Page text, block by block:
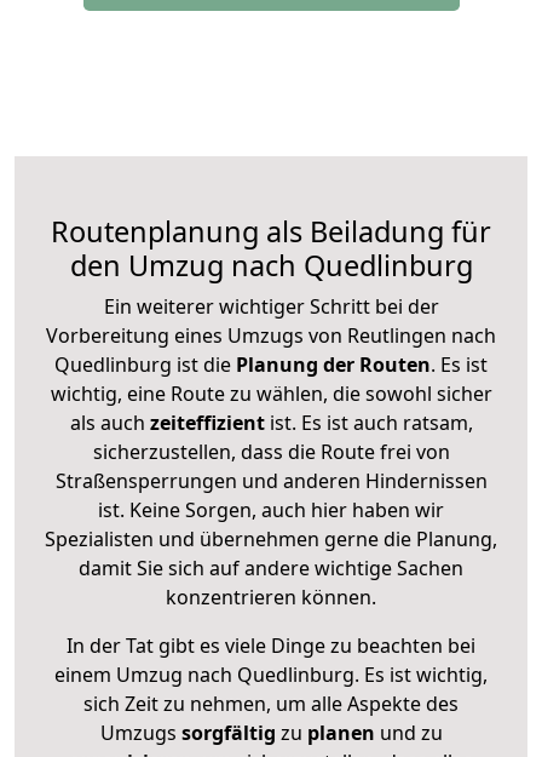
Routenplanung als Beiladung für
den Umzug nach Quedlinburg
Ein weiterer wichtiger Schritt bei der
Vorbereitung eines Umzugs von Reutlingen nach
Quedlinburg ist die Planung der Routen. Es ist
wichtig, eine Route zu wählen, die sowohl sicher
als auch zeiteffizientist. Es ist auch ratsam,
sicherzustellen, dass die Route frei von
Straßensperrungen und anderen Hindernissen
ist. Keine Sorgen, auch hier haben wir
Spezialisten und übernehmen gerne die Planung,
damit Sie sich auf andere wichtige Sachen
konzentrieren können.
In der Tat gibt es viele Dinge zu beachten bei
einem Umzug nach Quedlinburg. Es ist wichtig,
sich Zeit zu nehmen, um alle Aspekte des
Umzugs sorgfältig zu planen und zu